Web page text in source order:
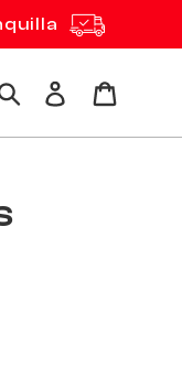
BuscarIngresar